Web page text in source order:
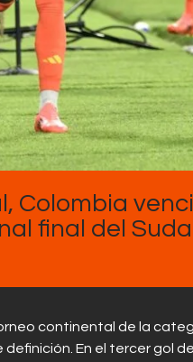
Colombia
final del
continental de la
En el tercer gol